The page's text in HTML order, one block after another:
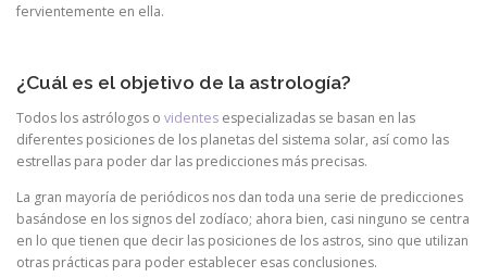
fervientemente en ella.
¿Cuál es el objetivo de la astrología?
Todos los astrólogos o videntes especializadas se basan en las
diferentes posiciones de los planetas del sistema solar, así como las
estrellas para poder dar las predicciones más precisas.
La gran mayoría de periódicos nos dan toda una serie de predicciones
basándose en los signos del zodíaco; ahora bien, casi ninguno se centra
en lo que tienen que decir las posiciones de los astros, sino que utilizan
otras prácticas para poder establecer esas conclusiones.